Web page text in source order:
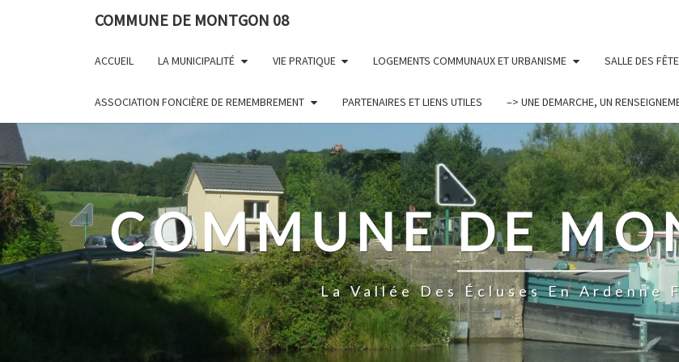
COMMUNE DE MONTGON 08
ACCUEIL LA MUNICIPALITÉ VIE PRATIQUE LOGEMENTS COMMUNAUX ET URBANISME SALLE DES
ASSOCIATION FONCIÈRE DE REMEMBREMENT PARTENAIRES ET LIENS UTILES –> UNE DEMARCHE, UN
COMMUNE DE
La Vallée Des Écluses En Ardenne
Panneau de gestion des cookies